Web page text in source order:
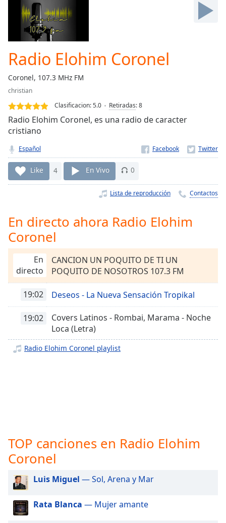
Backward
Forward
Mute
Current
Time0:00
Duration
Loaded:
0.00%
Stream
TypeLIVE
live,
currently
behind
LIVE
Remaining
Playback
Chapters
descriptions
selected
dialog
subtitles
off,
selected
Track
Radio Elohim Coronel
Coronel, 107.3 MHz FM
christian
Clasificacion:5.0 Retiradas:8
Radio Elohim Coronel, es una radio de caracter
cristiano
Español
Like 4 En Vivo 0
Lista de reproducción Contactos
En directo ahora Radio Elohim
Coronel
En
directo
CANCION UN POQUITO DE TI UN
POQUITO DE NOSOTROS 107.3 FM
19:02 Deseos - La Nueva Sensación Tropikal
19:02
Covers Latinos - Rombai, Marama - Noche
Loca (Letra)
Radio Elohim Coronel playlist
TOP canciones en Radio Elohim
Coronel
Luis Miguel — Sol, Arena y Mar
Rata Blanca — Mujer amante